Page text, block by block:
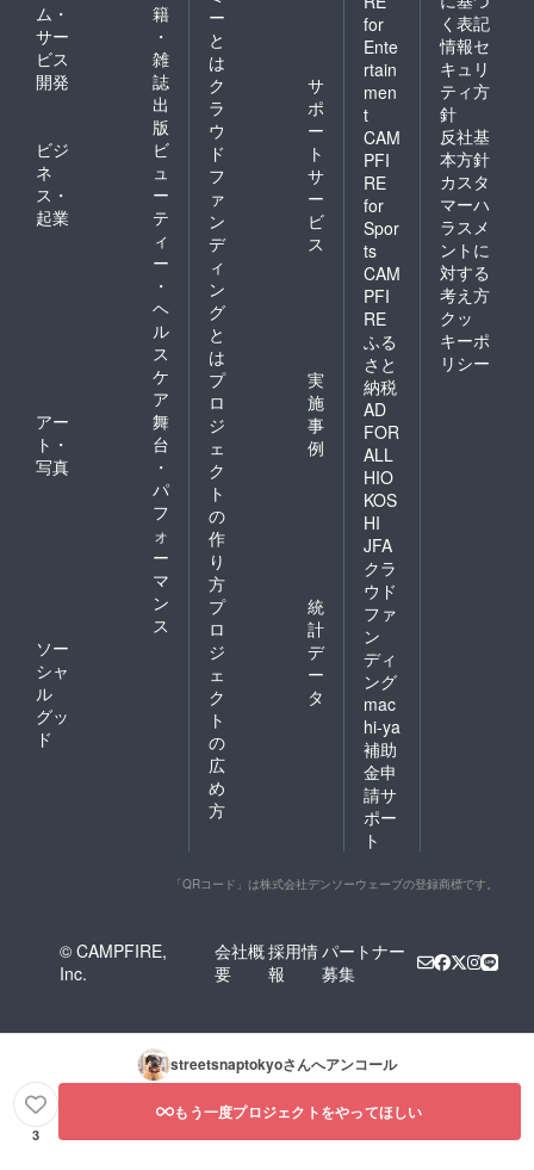
ム・
サー
ビス
開発
籍
・
雑
誌
出
版
ビジ
ネ
ス・
起業
ビ
ュ
ー
テ
ィ
ー
・
ヘ
ル
ス
ケ
ア
アー
ト・
写真
舞
台
・
パ
フ
ォ
ー
マ
ン
ス
ソー
シャ
ル
グッ
ド
ー
と
は
ク
ラ
ウ
ド
フ
ァ
ン
デ
ィ
ン
グ
と
は
サ
ポ
ー
ト
サ
ー
ビ
ス
プ
ロ
ジ
ェ
ク
ト
の
作
り
方
実
施
事
例
プ
ロ
ジ
ェ
ク
ト
の
広
め
方
統
計
デ
ー
タ
for
Ente
rtain
men
t
CAM
PFI
RE
for
Spor
ts
CAM
PFI
RE
ふる
さと
納税
AD
FOR
ALL
HIO
KOS
HI
JFA
クラ
ウド
ファ
ン
ディ
ング
mac
hi-ya
補助
金申
請サ
ポー
ト
く表記
情報セ
キュリ
ティ方
針
反社基
本方針
カスタ
マーハ
ラスメ
ントに
対する
考え方
クッ
キーポ
リシー
「QRコード」は株式会社デンソーウェーブの登録商標です。
© CAMPFIRE,
Inc.
会社概
要
採用情
報
パートナー
募集
streetsnaptokyoさんへアンコール
3
もう一度プロジェクトをやってほしい